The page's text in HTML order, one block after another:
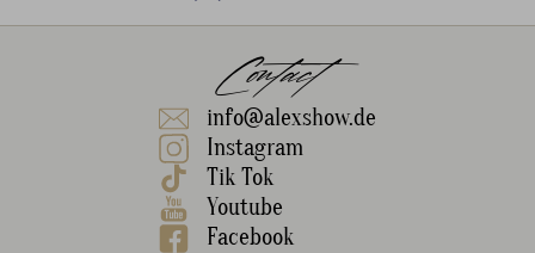
Contact
info@alexshow.de
Instagram
Tik Tok
Youtube
Facebook